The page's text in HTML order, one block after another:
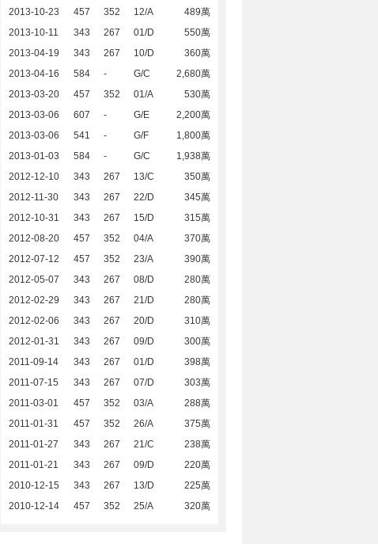
2013-10-23
457 352 12/A
489萬
2013-10-11
343 267 01/D
550萬
2013-04-19
343 267 10/D
360萬
2013-04-16
584 - G/C
2,680萬
2013-03-20
457 352 01/A
530萬
2013-03-06
607 - G/E
2,200萬
2013-03-06
541 - G/F
1,800萬
2013-01-03
584 - G/C
1,938萬
2012-12-10
343 267 13/C
350萬
2012-11-30
343 267 22/D
345萬
2012-10-31
343 267 15/D
315萬
2012-08-20
457 352 04/A
370萬
2012-07-12
457 352 23/A
390萬
2012-05-07
343 267 08/D
280萬
2012-02-29
343 267 21/D
280萬
2012-02-06
343 267 20/D
310萬
2012-01-31
343 267 09/D
300萬
2011-09-14
343 267 01/D
398萬
2011-07-15
343 267 07/D
303萬
2011-03-01
457 352 03/A
288萬
2011-01-31
457 352 26/A
375萬
2011-01-27
343 267 21/C
238萬
2011-01-21
343 267 09/D
220萬
2010-12-15
343 267 13/D
225萬
2010-12-14
457 352 25/A 320萬